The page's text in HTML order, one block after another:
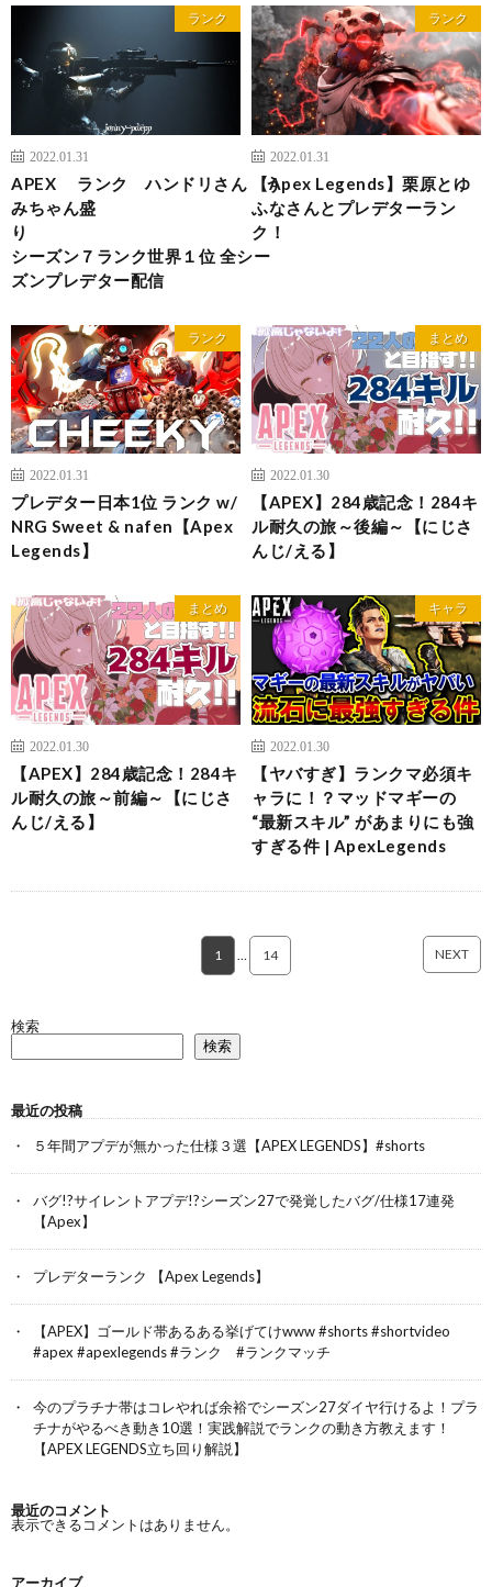
ランク
2022.01.31
APEX ランク ハンドリさん う
みちゃん盛
り
シーズン７ランク世界１位 全シー
ズンプレデター配信
ランク
2022.01.31
【Apex Legends】栗原とゆ
ふなさんとプレデターラン
ク！
ランク
2022.01.31
プレデター日本1位 ランク w/
NRG Sweet & nafen【Apex
Legends】
まとめ
2022.01.30
【APEX】284歳記念！284キ
ル耐久の旅～後編～【にじさ
んじ/える】
まとめ
2022.01.30
【APEX】284歳記念！284キ
ル耐久の旅～前編～【にじさ
んじ/える】
キャラ
2022.01.30
【ヤバすぎ】ランクマ必須キ
ャラに！？マッドマギーの
“最新スキル” があまりにも強
すぎる件 | ApexLegends
1 14 NEXT
検索
検索
最近の投稿
５年間アプデが無かった仕様３選【APEX LEGENDS】#shorts
バグ!?サイレントアプデ!?シーズン27で発覚したバグ/仕様17連発
【Apex】
プレデターランク 【Apex Legends】
【APEX】ゴールド帯あるある挙げてけwww #shorts #shortvideo
#apex #apexlegends #ランク #ランクマッチ
今のプラチナ帯はコレやれば余裕でシーズン27ダイヤ行けるよ！プラ
チナがやるべき動き10選！実践解説でランクの動き方教えます！
【APEX LEGENDS立ち回り解説】
最近のコメント
表示できるコメントはありません。
アーカイブ